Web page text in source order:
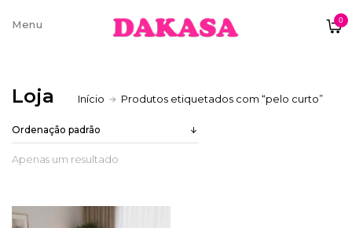
0
Sobre nós
Loja Início Produtos etiquetados com “pelo curto”
Apenas um resultado